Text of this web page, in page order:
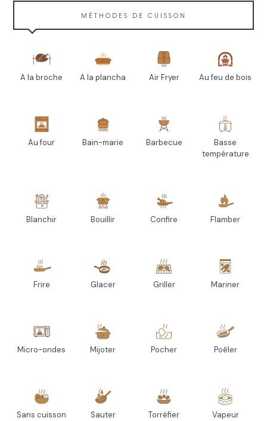
MÉTHODES DE CUISSON
A la broche A la plancha Air Fryer Au feu de bois
Au four Bain-marie Barbecue
Basse
température
Blanchir Bouillir Confire Flamber
Frire Glacer Griller Mariner
Micro-ondes Mijoter Pocher Poêler
Sans cuisson Sauter Torréfier Vapeur